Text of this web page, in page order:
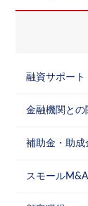
融資サポート
金融機関との
補助金・助成
スモールM&A